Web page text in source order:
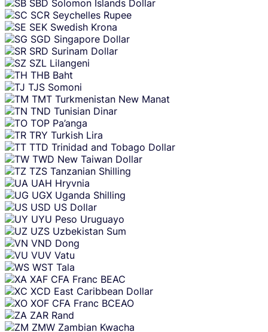
SBD Solomon Islands Dollar
SCR Seychelles Rupee
SEK Swedish Krona
SGD Singapore Dollar
SRD Surinam Dollar
SZL Lilangeni
THB Baht
TJS Somoni
TMT Turkmenistan New Manat
TND Tunisian Dinar
TOP Pa’anga
TRY Turkish Lira
TTD Trinidad and Tobago Dollar
TWD New Taiwan Dollar
TZS Tanzanian Shilling
UAH Hryvnia
UGX Uganda Shilling
USD US Dollar
UYU Peso Uruguayo
UZS Uzbekistan Sum
VND Dong
VUV Vatu
WST Tala
XAF CFA Franc BEAC
XCD East Caribbean Dollar
XOF CFA Franc BCEAO
ZAR Rand
ZMW Zambian Kwacha